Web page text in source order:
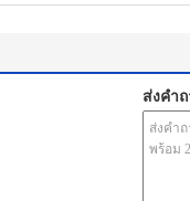
ส่งคำ